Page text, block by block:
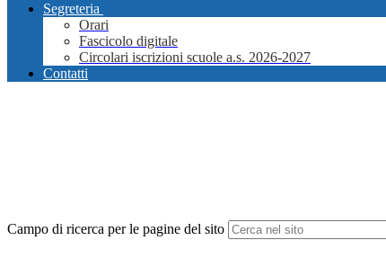
Segreteria
Orari
Fascicolo digitale
Circolari iscrizioni scuole a.s. 2026-2027
Contatti
Campo di ricerca per le pagine del sito